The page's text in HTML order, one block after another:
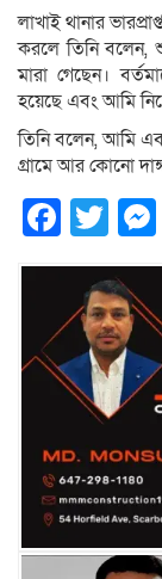
লাখাই থানার
করলে তিনি বলেন,
মারা গেছেন।
হয়েছে এবং আমি
তিনি বলেন, আমি
গ্রামে আর কোনো